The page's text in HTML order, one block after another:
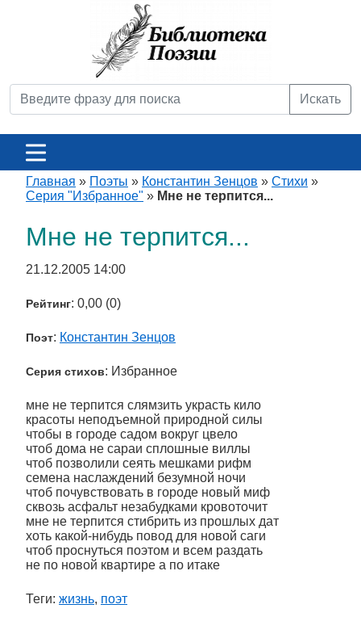
Искать
Главная » Поэты » Константин Зенцов » Стихи »
Серия "Избранное" » Мне не терпится...
Мне не терпится...
21.12.2005 14:00
Рейтинг: 0,00 (0)
Поэт: Константин Зенцов
Серия стихов: Избранное
мне не терпится слямзить украсть кило
красоты неподъемной природной силы
чтобы в городе садом вокруг цвело
чтоб дома не сараи сплошные виллы
чтоб позволили сеять мешками рифм
семена наслаждений безумной ночи
чтоб почувствовать в городе новый миф
сквозь асфальт незабудками кровоточит
мне не терпится стибрить из прошлых дат
хоть какой-нибудь повод для новой саги
чтоб проснуться поэтом и всем раздать
не по новой квартире а по итаке
Теги: жизнь, поэт